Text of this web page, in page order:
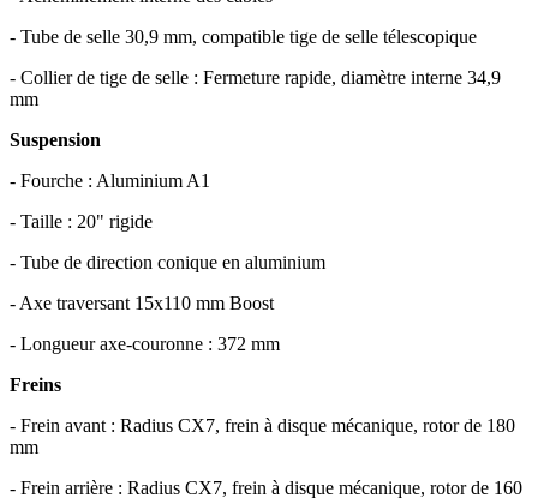
- Tube de selle 30,9 mm, compatible tige de selle télescopique
- Collier de tige de selle : Fermeture rapide, diamètre interne 34,9
mm
Suspension
- Fourche : Aluminium A1
- Taille : 20" rigide
- Tube de direction conique en aluminium
- Axe traversant 15x110 mm Boost
- Longueur axe-couronne : 372 mm
Freins
- Frein avant : Radius CX7, frein à disque mécanique, rotor de 180
mm
- Frein arrière : Radius CX7, frein à disque mécanique, rotor de 160